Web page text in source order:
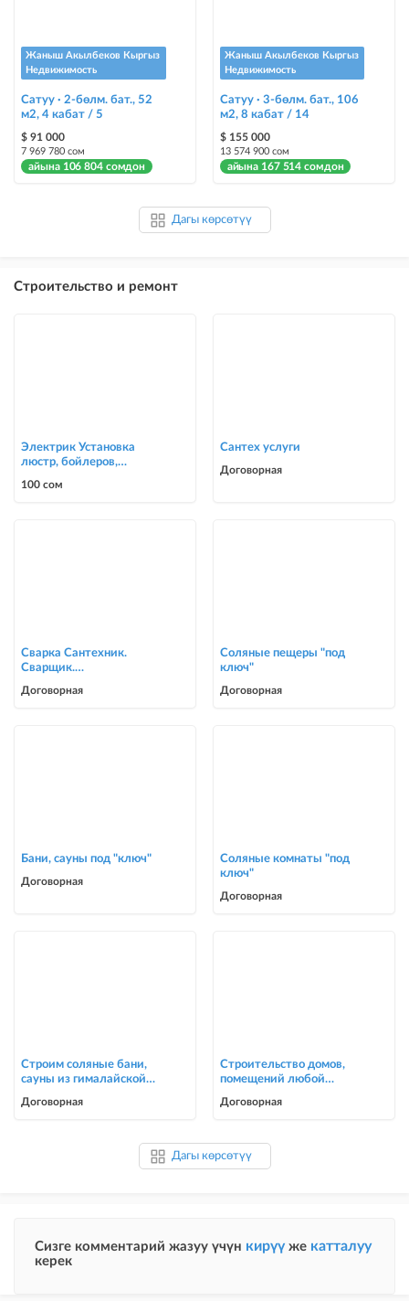
Жаныш Акылбеков Кыргыз
Недвижимость
Сатуу · 2-бөлм. бат., 52
м2, 4 кабат / 5
$ 91 000
7 969 780 сом
айына 106 804 сомдон
Жаныш Акылбеков Кыргыз
Недвижимость
Сатуу · 3-бөлм. бат., 106
м2, 8 кабат / 14
$ 155 000
13 574 900 сом
айына 167 514 сомдон
Дагы көрсөтүү
Строительство и ремонт
Электрик Установка
люстр, бойлеров,
0700303090
100 сом
Сантех услуги
Договорная
Сварка Сантехник.
Сварщик.
сварочные работы в Биш
Договорная
Соляные пещеры "под
ключ"
Договорная
Бани, сауны под "ключ"
Договорная
Соляные комнаты "под
ключ"
Договорная
Строим соляные бани,
сауны из гималайской
Договорная
Строительство домов,
помещений любой
Договорная
Дагы көрсөтүү
Сизге комментарий жазуу үчүн кирүү же катталуу
керек